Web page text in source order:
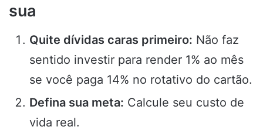
sua
Quite dívidas caras primeiro: Não faz
sentido investir para render 1% ao mês
se você paga 14% no rotativo do cartão.
Defina sua meta: Calcule seu custo de
vida real.